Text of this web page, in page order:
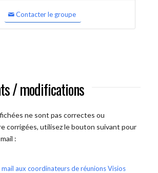
Contacter le groupe
/ modifications
ne sont pas correctes ou
corrigées, utilisez le bouton suivant pour
:
mail aux coordinateurs de réunions Visios